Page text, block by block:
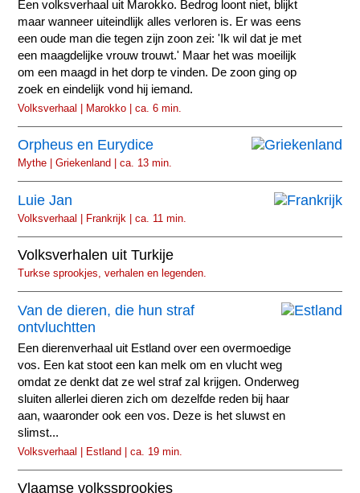
Een volksverhaal uit Marokko. Bedrog loont niet, blijkt
maar wanneer uiteindlijk alles verloren is. Er was eens
een oude man die tegen zijn zoon zei: 'Ik wil dat je met
een maagdelijke vrouw trouwt.' Maar het was moeilijk
om een maagd in het dorp te vinden. De zoon ging op
zoek en eindelijk vond hij iemand.
Volksverhaal | Marokko | ca. 6 min.
Orpheus en Eurydice
Mythe | Griekenland | ca. 13 min.
Luie Jan
Volksverhaal | Frankrijk | ca. 11 min.
Volksverhalen uit Turkije
Turkse sprookjes, verhalen en legenden.
Van de dieren, die hun straf
ontvluchtten
Een dierenverhaal uit Estland over een overmoedige
vos. Een kat stoot een kan melk om en vlucht weg
omdat ze denkt dat ze wel straf zal krijgen. Onderweg
sluiten allerlei dieren zich om dezelfde reden bij haar
aan, waaronder ook een vos. Deze is het sluwst en
slimst...
Volksverhaal | Estland | ca. 19 min.
Vlaamse volkssprookjes